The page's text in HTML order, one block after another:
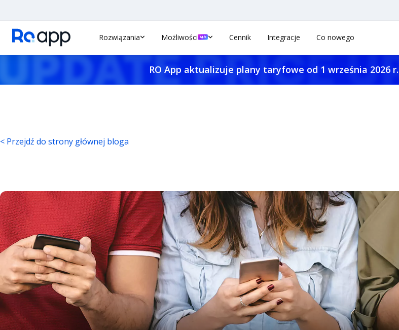
Rozwiązania Możliwości Cennik Integracje Co nowego
RO App aktualizuje plany taryfowe od 1 września 2026 r.
< Przejdź do strony głównej bloga